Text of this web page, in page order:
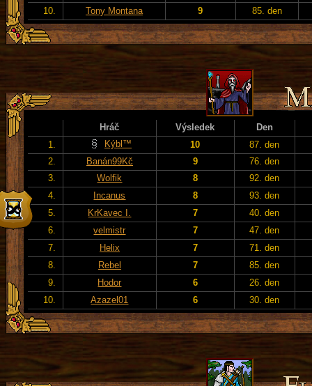
10.
Tony Montana 9 85. den
Hráč Výsledek
Den
1.
Kýbl™ 10 87. den
2.
Banán99Kč 9 76. den
3.
Wolfik 8 92. den
4.
Incanus 8 93. den
5.
KrKavec I. 7 40. den
6.
velmistr 7 47. den
7.
Helix 7 71. den
8.
Rebel 7 85. den
9.
Hodor 6 26. den
10.
Azazel01 6 30. den